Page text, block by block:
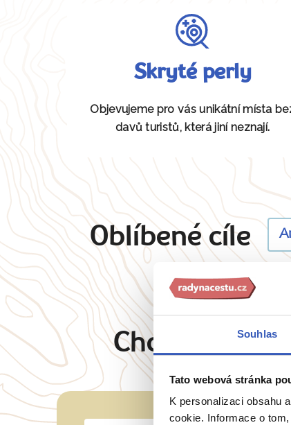
Souhlas
Tato webová stránka
K personalizaci obsahu
cookie. Informace o
Skryté perly
Objevujeme pro vás unikátní místa
davů turistů, která jiní neznají.
Oblíbené cíle
Chcete